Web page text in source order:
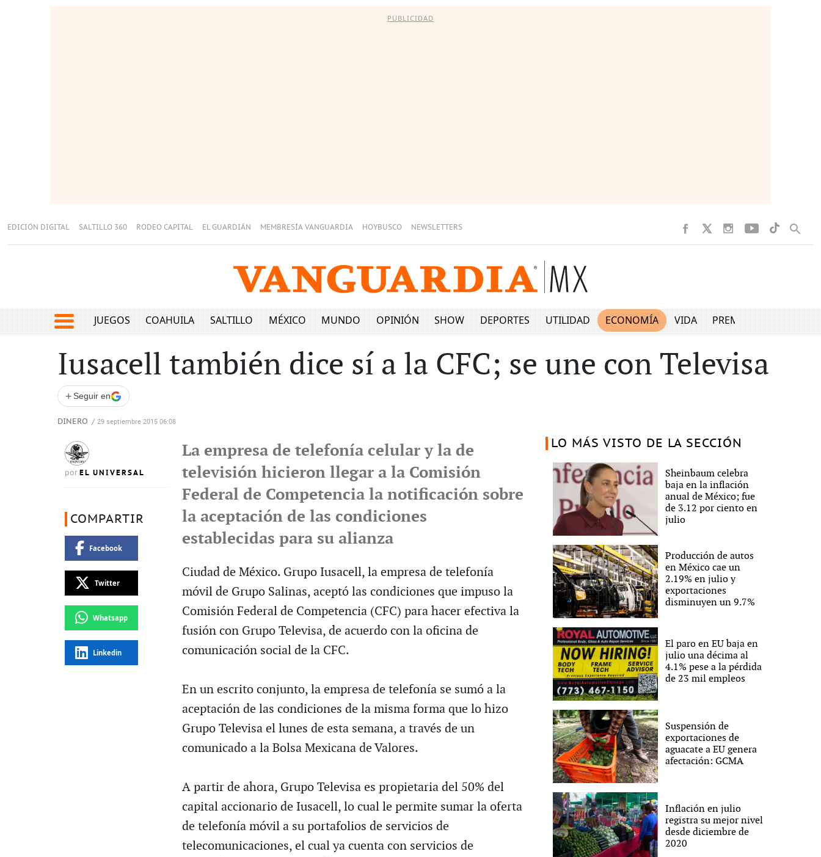
PUBLICIDAD
EDICIÓN DIGITAL SALTILLO 360 RODEO CAPITAL EL GUARDIÁN MEMBRESÍA VANGUARDIA HOYBUSCO NEWSLETTERS
JUEGOS COAHUILA SALTILLO MÉXICO MUNDO OPINIÓN SHOW DEPORTES UTILIDAD ECONOMÍA VIDA PREMIUM
Iusacell también dice sí a la CFC; se une con Televisa
+ Seguir en
DINERO / 29 septiembre 2015 06:08
por EL UNIVERSAL
COMPARTIR
Facebook
Twitter
Whatsapp
Linkedin
La empresa de telefonía celular y la de
televisión hicieron llegar a la Comisión
Federal de Competencia la notificación sobre
la aceptación de las condiciones
establecidas para su alianza
Ciudad de México. Grupo Iusacell, la empresa de telefonía
móvil de Grupo Salinas, aceptó las condiciones que impuso la
Comisión Federal de Competencia (CFC) para hacer efectiva la
fusión con Grupo Televisa, de acuerdo con la oficina de
comunicación social de la CFC.
En un escrito conjunto, la empresa de telefonía se sumó a la
aceptación de las condiciones de la misma forma que lo hizo
Grupo Televisa el lunes de esta semana, a través de un
comunicado a la Bolsa Mexicana de Valores.
A partir de ahora, Grupo Televisa es propietaria del 50% del
capital accionario de Iusacell, lo cual le permite sumar la oferta
de telefonía móvil a su portafolios de servicios de
telecomunicaciones, el cual ya cuenta con servicios de
LO MÁS VISTO DE LA SECCIÓN
Sheinbaum celebra
baja en la inflación
anual de México; fue
de 3.12 por ciento en
julio
Producción de autos
en México cae un
2.19% en julio y
exportaciones
disminuyen un 9.7%
El paro en EU baja en
julio una décima al
4.1% pese a la pérdida
de 23 mil empleos
Suspensión de
exportaciones de
aguacate a EU genera
afectación: GCMA
Inflación en julio
registra su mejor nivel
desde diciembre de
2020